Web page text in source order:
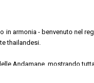
ai viaggiatori un
armonia - benvenuto nel
thailandesi.
Andamane, mostrando